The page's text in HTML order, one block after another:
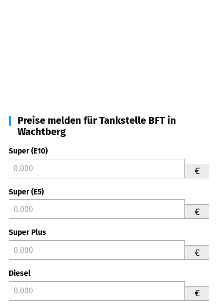
Preise melden für Tankstelle BFT in
Wachtberg
Super (E10)
€
Super (E5)
€
Super Plus
€
Diesel
€